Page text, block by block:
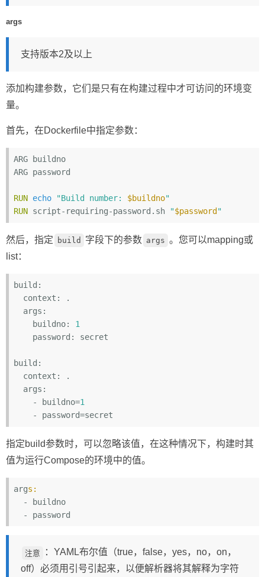
args
支持版本2及以上
添加构建参数，它们是只有在构建过程中才可访问的环境变
量。
首先，在Dockerfile中指定参数：
ARG buildno
ARG password
RUN echo "Build number: $buildno"
RUN script-requiring-password.sh "$password "
然后，指定 build 字段下的参数 args 。您可以mapping或
list：
build:
  context:
  args:
    buildno:
1
    password:
secret
build:
  context:
  args:
    -
buildno=1
    -
指定build参数时，可以忽略该值，在这种情况下，构建时其
值为运行Compose的环境中的值。
args:
注意
：YAML布尔值（true，false，yes，no，on，
off）必须用引号引起来，以便解析器将其解释为字符